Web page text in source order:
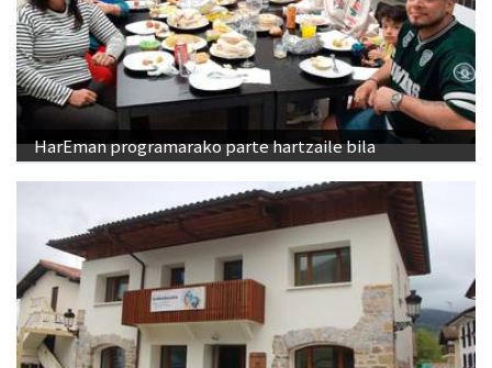
HarEman programarako parte hartzaile bila